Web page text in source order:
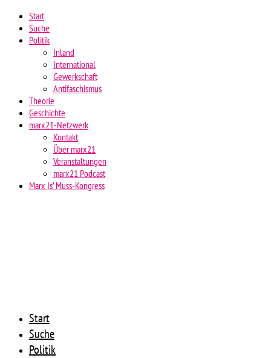
Start
Suche
Politik
Inland
International
Gewerkschaft
Antifaschismus
Theorie
Geschichte
marx21-Netzwerk
Kontakt
Über marx21
Veranstaltungen
marx21 Podcast
Marx Is’ Muss-Kongress
Start
Suche
Politik